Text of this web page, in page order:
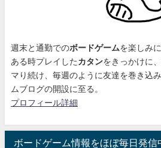
週末と通勤でのボードゲームを楽しみ
ある時プレイした カタンをきっかけに、
マり続け 、毎週のように友達を巻き込
ムブログの開設に至る。
プロフィール詳細
ボードゲーム情報をほぼ毎日発信